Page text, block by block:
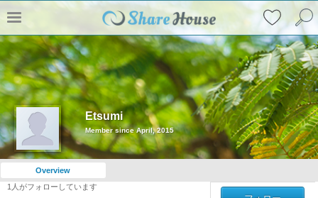
Etsumi
Member since April, 2015
Overview
1 人がフォローしています